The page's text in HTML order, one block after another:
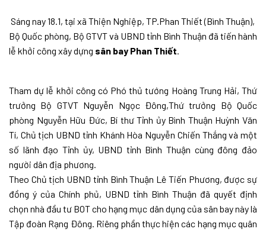
Sáng nay 18.1, tại xã Thiện Nghiệp, TP.Phan Thiết (Bình Thuận),
Bộ Quốc phòng, Bộ GTVT và UBND tỉnh Bình Thuận đã tiến hành
lễ khởi công xây dựng sân bay Phan Thiết
Tham dự lễ khởi công có Phó thủ tướng Hoàng Trung Hải, Thứ
trưởng Bộ GTVT Nguyễn Ngọc Đông,Thứ trưởng Bộ Quốc
phòng Nguyễn Hữu Đức, Bí thư Tỉnh ủy Bình Thuận Huỳnh Văn
Tí, Chủ tịch UBND tỉnh Khánh Hòa Nguyễn Chiến Thắng và một
số lãnh đạo Tỉnh ủy, UBND tỉnh Bình Thuận cùng đông đảo
người dân địa phương.
Theo Chủ tịch UBND tỉnh Bình Thuận Lê Tiến Phương, được sự
đồng ý của Chính phủ, UBND tỉnh Bình Thuận đã quyết định
chọn nhà đầu tư BOT cho hạng mục dân dụng của sân bay này là
Tập đoàn Rạng Đông. Riêng phần thực hiện các hạng mục quân